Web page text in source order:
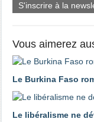
S'inscrire à la
Vous aimerez
Le Burkina Faso
Le libéralisme ne